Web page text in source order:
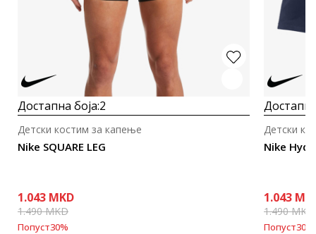
Достапна боја:2
Nike SQUARE LEG
Детски костим за капење
1.043 MKD
1.490MKD
Попуст30%
Nike
Детски
1.043
1.490MKD
Попуст30